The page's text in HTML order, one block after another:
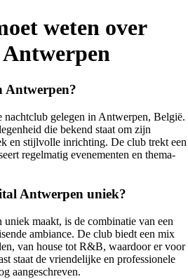
weten over
Antwerpen?
nachtclub gelegen in Antwerpen, België.
die bekend staat om zijn
en stijlvolle inrichting. De club trekt een
regelmatig evenementen en thema-
Antwerpen uniek?
maakt, is de combinatie van een
ambiance. De club biedt een mix
van house tot R&B, waardoor er voor
staat de vriendelijke en professionele
aangeschreven.